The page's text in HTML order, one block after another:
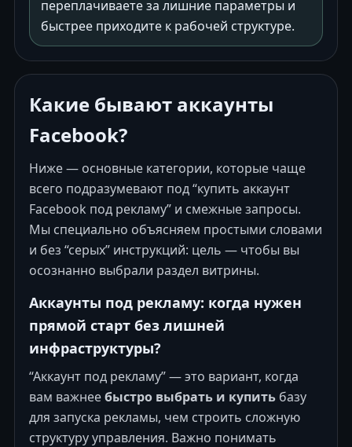
переплачиваете за лишние параметры и
быстрее приходите к рабочей структуре.
Какие бывают аккаунты
Facebook?
Ниже — основные категории, которые чаще
всего подразумевают под “купить аккаунт
Facebook под рекламу” и смежные запросы.
Мы специально объясняем простыми словами
и без “серых” инструкций: цель — чтобы вы
осознанно выбрали раздел витрины.
Аккаунты под рекламу: когда нужен
прямой старт без лишней
инфраструктуры?
“Аккаунт под рекламу” — это вариант, когда
вам важнеебыстро выбрать и купить базу
для запуска рекламы, чем строить сложную
структуру управления. Важно понимать